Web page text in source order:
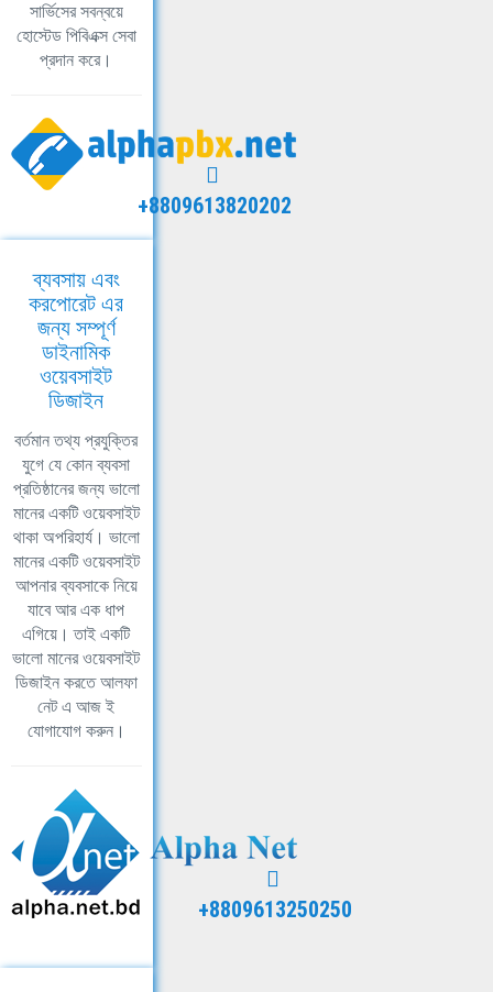
সার্ভিসের সবন্বয়ে
হোস্টেড পিবিএক্স সেবা
প্রদান করে।
+8809613820202
ব্যবসায় এবং
করপোরেট এর
জন্য সম্পূর্ণ
ডাইনামিক
ওয়েবসাইট
ডিজাইন
বর্তমান তথ্য প্রযুক্তির
যুগে যে কোন ব্যবসা
প্রতিষ্ঠানের জন্য ভালো
মানের একটি ওয়েবসাইট
থাকা অপরিহার্য। ভালো
মানের একটি ওয়েবসাইট
আপনার ব্যবসাকে নিয়ে
যাবে আর এক ধাপ
এগিয়ে। তাই একটি
ভালো মানের ওয়েবসাইট
ডিজাইন করতে আলফা
নেট এ আজ ই
যোগাযোগ করুন।
+8809613250250